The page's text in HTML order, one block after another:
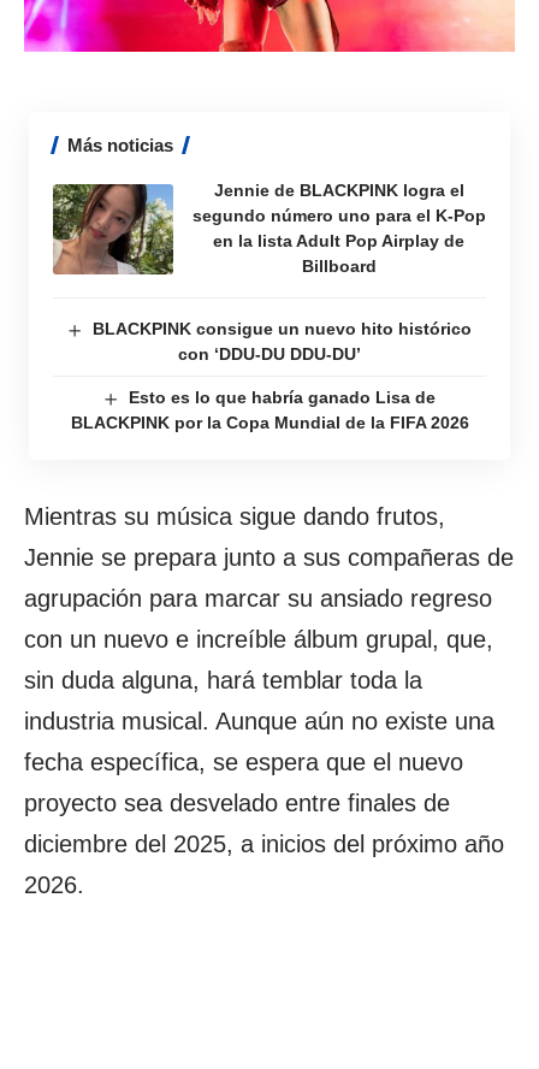
Más noticias
Jennie de BLACKPINK logra el
segundo número uno para el K-Pop
en la lista Adult Pop Airplay de
Billboard
BLACKPINK consigue un nuevo hito histórico
con ‘DDU-DU DDU-DU’
Esto es lo que habría ganado Lisa de
BLACKPINK por la Copa Mundial de la FIFA 2026
Mientras su música sigue dando frutos,
Jennie se prepara junto a sus compañeras de
agrupación para marcar su ansiado regreso
con un nuevo e increíble álbum grupal, que,
sin duda alguna, hará temblar toda la
industria musical. Aunque aún no existe una
fecha específica, se espera que el nuevo
proyecto sea desvelado entre finales de
diciembre del 2025, a inicios del próximo año
2026.